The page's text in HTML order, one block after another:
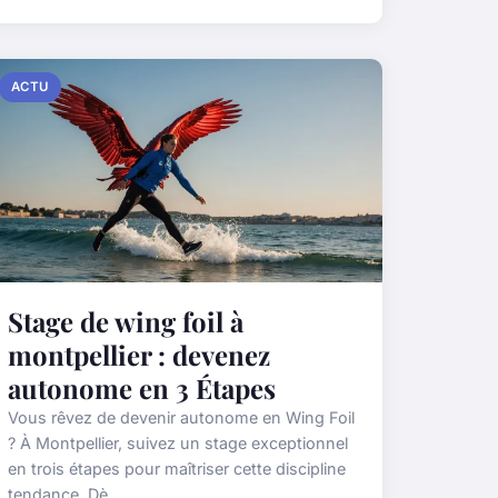
ACTU
Stage de wing foil à
montpellier : devenez
autonome en 3 Étapes
Vous rêvez de devenir autonome en Wing Foil
? À Montpellier, suivez un stage exceptionnel
en trois étapes pour maîtriser cette discipline